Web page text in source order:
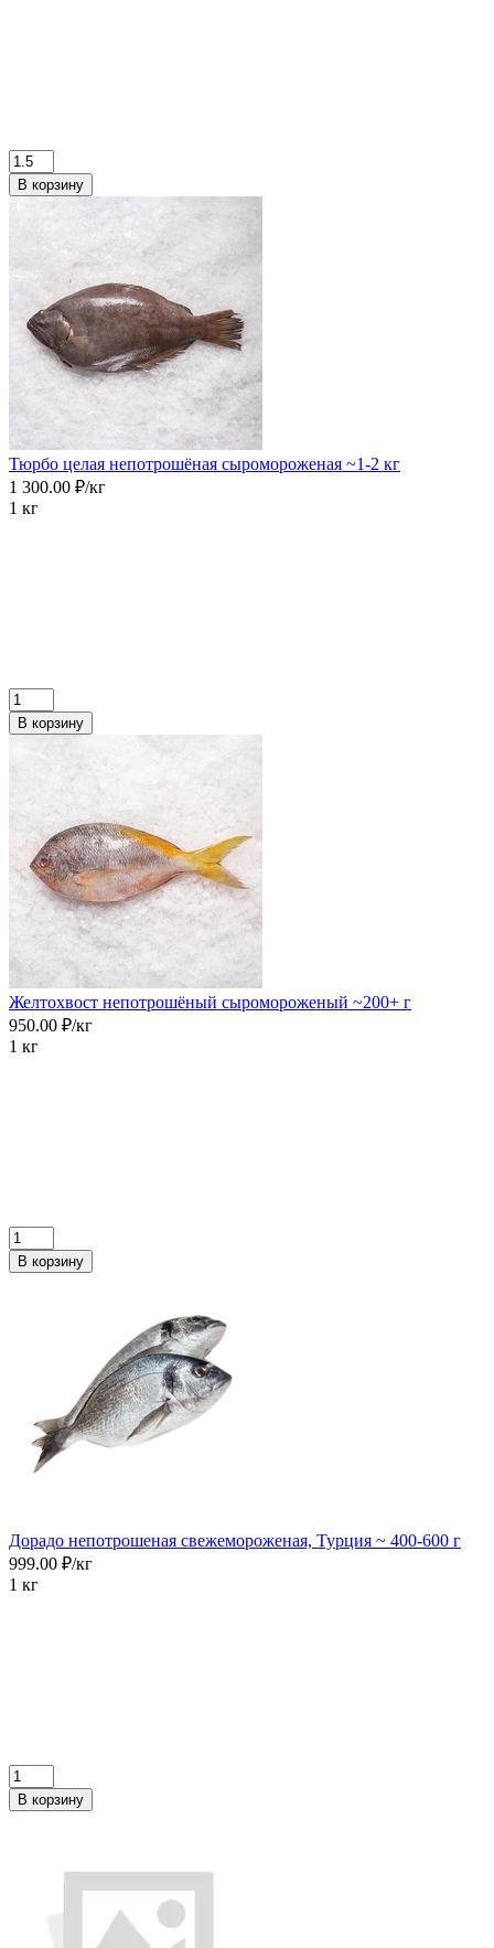
В корзину
Тюрбо целая непотрошёная сыромороженая ~1-2 кг
1 300.00 ₽/кг
1 кг
В корзину
Желтохвост непотрошёный сыромороженый ~200+ г
950.00 ₽/кг
1 кг
В корзину
Дорадо непотрошеная свежемороженая, Турция ~ 400-600 г
999.00 ₽/кг
1 кг
В корзину